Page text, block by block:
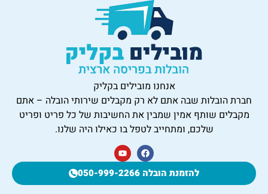
אנחנו מובילים בקליק
חברת הובלות שבה אתם לא רק מקבלים שירותי הובלה – אתם
מקבלים שותף אמין שמבין את החשיבות של כל פריט ופריט
שלכם, ומתחייב לטפל בו כאילו היה שלנו.
להזמנת הובלה 050-999-2266